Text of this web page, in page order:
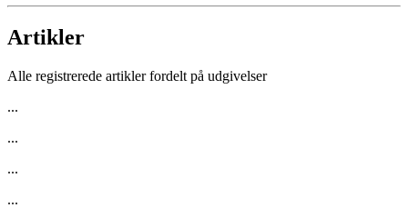
Artikler
Alle registrerede artikler fordelt på udgivelser
...
...
...
...